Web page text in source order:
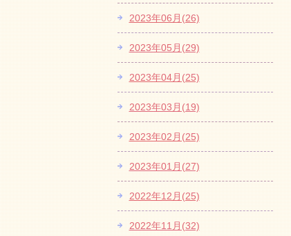
2023年06月(26)
2023年05月(29)
2023年04月(25)
2023年03月(19)
2023年02月(25)
2023年01月(27)
2022年12月(25)
2022年11月(32)